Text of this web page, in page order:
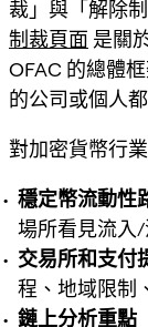
裁」與「解除
制裁頁面 是關
OFAC 的總體
的公司或個人
對加密貨幣行
穩定幣流動性
場所看見流入/
交易所和支付
程、地域限制
鏈上分析重點